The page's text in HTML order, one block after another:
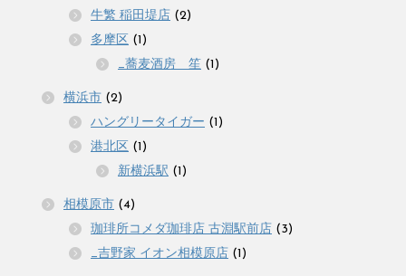
牛繁 稲田堤店 (2)
多摩区 (1)
_蕎麦酒房 笙 (1)
横浜市 (2)
ハングリータイガー (1)
港北区 (1)
新横浜駅 (1)
相模原市 (4)
珈琲所コメダ珈琲店 古淵駅前店 (3)
_吉野家 イオン相模原店 (1)